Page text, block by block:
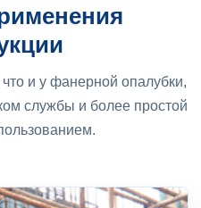
и у фанерной опалубки,
службы и более простой